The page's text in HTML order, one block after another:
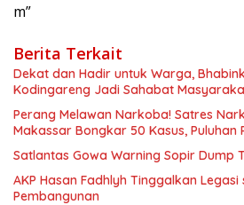
m”
Berita Terkait
Dekat dan Hadir untuk Warga,
Kodingareng Jadi Sahabat
Perang Melawan Narkoba! Satres
Makassar Bongkar 50 Kasus, Puluhan
Satlantas Gowa Warning Sopir Dump
AKP Hasan Fadhlyh Tinggalkan
Pembangunan